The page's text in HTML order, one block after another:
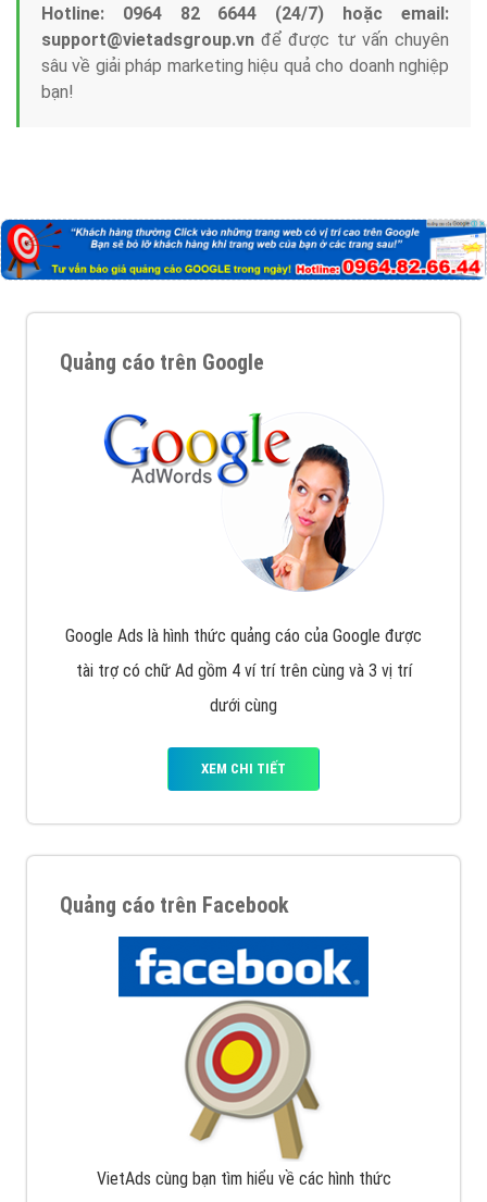
Hotline: 0964 82 6644 (24/7) hoặc email:
support@vietadsgroup.vn để được tư vấn chuyên
sâu về giải pháp marketing hiệu quả cho doanh nghiệp
bạn!
Quảng cáo trên Google
Google Ads là hình thức quảng cáo của Google được
tài trợ có chữ Ad gồm 4 ví trí trên cùng và 3 vị trí
dưới cùng
XEM CHI TIẾT
Quảng cáo trên Facebook
VietAds cùng bạn tìm hiểu về các hình thức